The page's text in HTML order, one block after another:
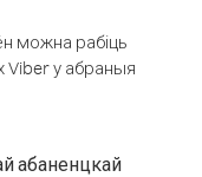
можна рабіць
Viber у абраныя
абаненцкай